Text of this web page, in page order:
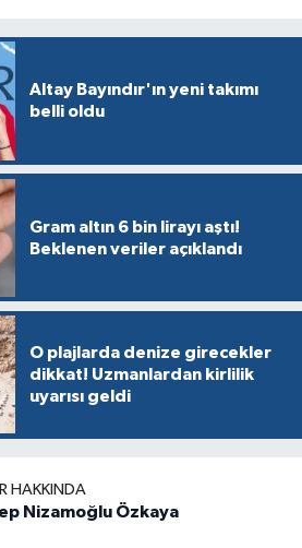
Altay Bayındır'ın yeni takımı
belli oldu
Gram altın 6 bin lirayı aştı!
Beklenen veriler açıklandı
O plajlarda denize girecekler
dikkat! Uzmanlardan kirlilik
uyarısı geldi
HAKKINDA
Nizamoğlu Özkaya